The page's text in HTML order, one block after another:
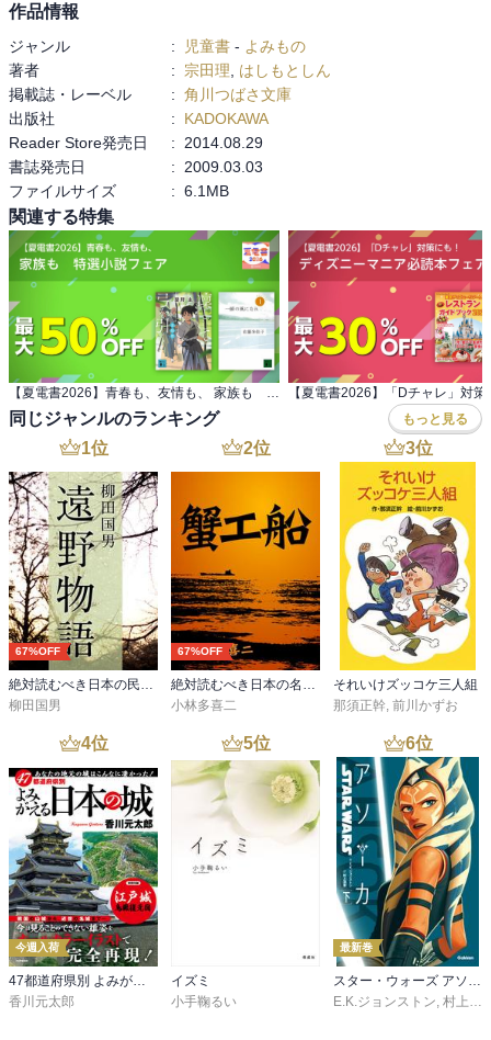
作品情報
ジャンル : 児童書 - よみもの
著者
: 宗田理
はしもとしん
掲載誌・レーベル
: 角川つばさ文庫
出版社
:
KADOKAWA
Reader Store発売日
:
2014.08.29
書誌発売日
:
2009.03.03
ファイルサイズ
: 6.1MB
関連する特集
【夏電書2026】青春も、友情も、 家族も 特選小説フェア
同じジャンルのランキング もっと見る
1位
67%OFF
絶対読むべき日本の民話 遠野物語
柳田国男
2位
67%OFF
絶対読むべき日本の名作 蟹工船
小林多喜二
3位
それいけズッコケ三人組
那須正幹, 前川かずお
4位
今週入荷
香川元太郎
5位
イズミ
小手鞠るい
6位
最新巻
E.K.ジョンストン 村上清幸